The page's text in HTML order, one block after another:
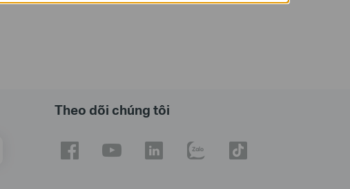
Theo dõi chúng tôi